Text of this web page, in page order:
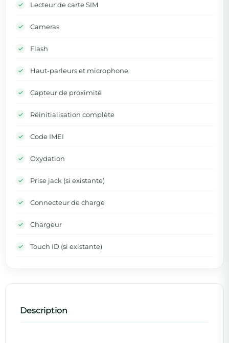
Lecteur de carte SIM
Cameras
Flash
Haut-parleurs et microphone
Capteur de proximité
Réinitialisation complète
Code IMEI
Oxydation
Prise jack (si existante)
Connecteur de charge
Chargeur
Touch ID (si existante)
Description